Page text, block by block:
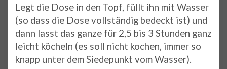
Legt die Dose in den Topf, füllt ihn mit Wasser
(so dass die Dose vollständig bedeckt ist) und
dann lasst das ganze für 2,5 bis 3 Stunden ganz
leicht köcheln (es soll nicht kochen, immer so
knapp unter dem Siedepunkt vom Wasser).